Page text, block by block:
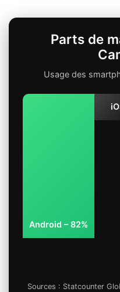
Parts de
Usage des
Android – 82%
Sources : Statcounter